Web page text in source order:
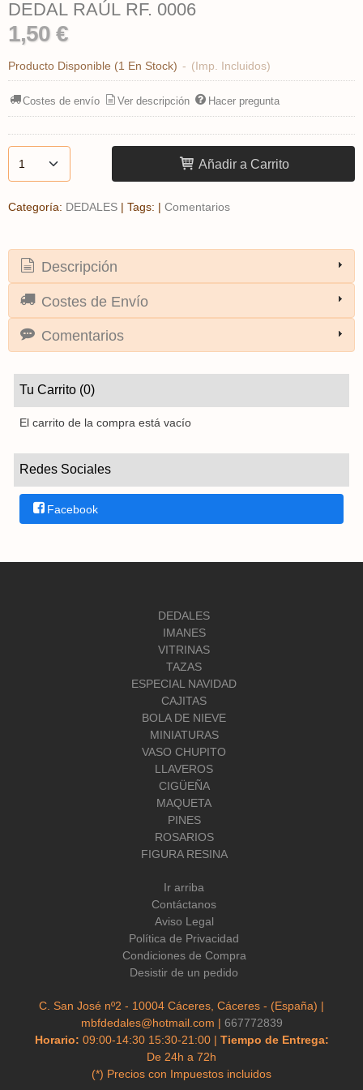
Tu Carrito (0)
El carrito de la compra está vacío
Redes Sociales
Facebook
DEDAL RAÚL RF. 0006
1,50 €
Producto Disponible (1 En Stock) - (Imp. Incluidos)
Costes de envío Ver descripción Hacer pregunta
Añadir a Carrito
Categoría: DEDALES | Tags: | Comentarios
Descripción
Costes de Envío
Comentarios
DEDALES
IMANES
VITRINAS
TAZAS
ESPECIAL NAVIDAD
CAJITAS
BOLA DE NIEVE
MINIATURAS
VASO CHUPITO
LLAVEROS
CIGÜEÑA
MAQUETA
PINES
ROSARIOS
FIGURA RESINA
Ir arriba
Contáctanos
Aviso Legal
Política de Privacidad
Condiciones de Compra
Desistir de un pedido
C. San José nº2 - 10004 Cáceres, Cáceres - (España) |
mbfdedales@hotmail.com | 667772839
Horario: 09:00-14:30 15:30-21:00 | Tiempo de Entrega:
De 24h a 72h
(*) Precios con Impuestos incluidos